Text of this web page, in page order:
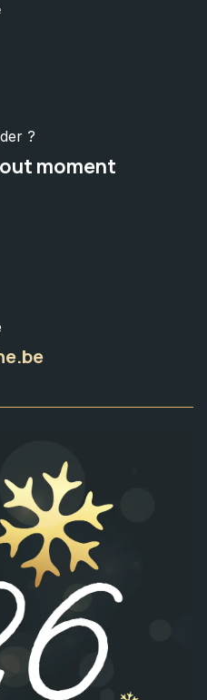
?
moment